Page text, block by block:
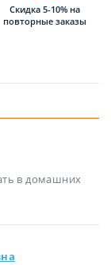
Скидка 5-10% на
повторные заказы
в домашних